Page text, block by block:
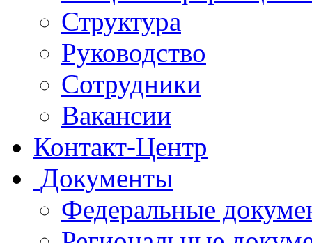
Структура
Руководство
Сотрудники
Вакансии
Контакт-Центр
Документы
Федеральные